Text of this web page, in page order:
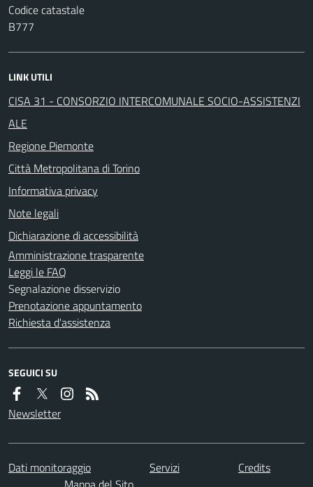
Codice catastale
B777
LINK UTILI
CISA 31 - CONSORZIO INTERCOMUNALE SOCIO-ASSISTENZI
ALE
Regione Piemonte
Città Metropolitana di Torino
Informativa privacy
Note legali
Dichiarazione di accessibilità
Amministrazione trasparente
Leggi le FAQ
Segnalazione disservizio
Prenotazione appuntamento
Richiesta d'assistenza
SEGUICI SU
Newsletter
Dati monitoraggio Servizi
Credits